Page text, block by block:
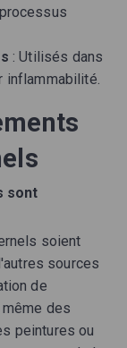
: Utilisés dans
inflammabilité.
sont
soient
sources
de
des
peintures ou